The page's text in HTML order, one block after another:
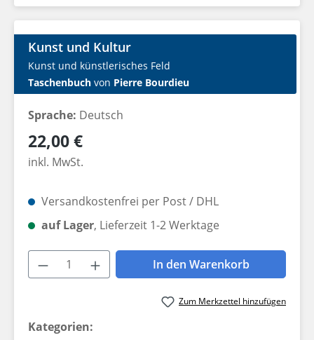
Kunst und Kultur
Kunst und künstlerisches Feld
Taschenbuch von Pierre Bourdieu
Sprache: Deutsch
Regulärer Preis:
22,00 €
inkl. MwSt.
Versandkostenfrei per Post / DHL
auf Lager, Lieferzeit 1-2 Werktage
Produkt Anzahl: Gib den
In den Warenkorb
Zum Merkzettel hinzufügen
Kategorien: